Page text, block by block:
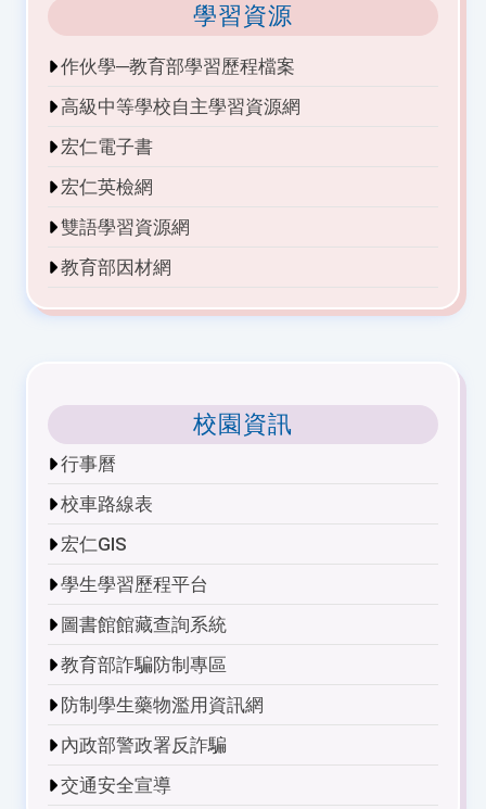
學習資源
作伙學─教育部學習歷程檔案
高級中等學校自主學習資源網
宏仁電子書
宏仁英檢網
雙語學習資源網
教育部因材網
校園資訊
行事曆
校車路線表
宏仁GIS
學生學習歷程平台
圖書館館藏查詢系統
教育部詐騙防制專區
防制學生藥物濫用資訊網
內政部警政署反詐騙
交通安全宣導